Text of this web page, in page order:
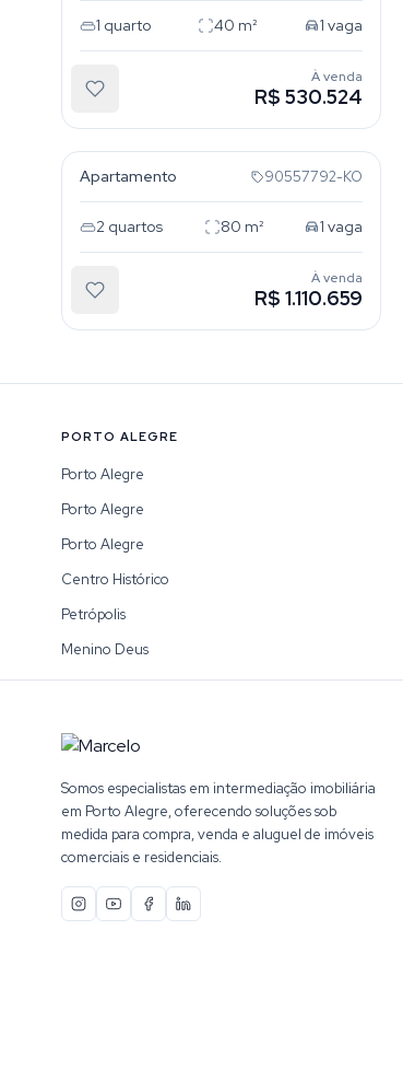
1 quarto 40 m² 1 vaga
À venda
R$ 530.524
Auxiliadora
Apartamento 90557792-KO
2 quartos 80 m² 1 vaga
À venda
R$ 1.110.659
PORTO ALEGRE
Porto Alegre
Porto Alegre
Porto Alegre
Centro Histórico
Petrópolis
Menino Deus
Somos especialistas em intermediação imobiliária
em Porto Alegre, oferecendo soluções sob
medida para compra, venda e aluguel de imóveis
comerciais e residenciais.